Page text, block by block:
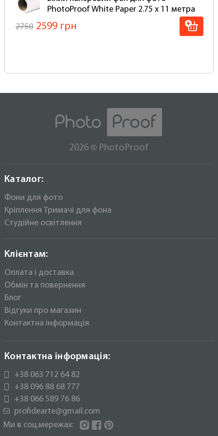
виберіть фон, який відповідає вашим потребам!
PhotoProof White Paper 2.75 x 11 метра
2750 2599 грн
2026© PhotoProof
Каталог:
Фони для фото
Кріплення Тримачі для фона
Студійне освітлення
Клієнтам:
Оплата і доставка
Обмін та повернення
Блог
Відгуки про магазин
Контактна інформація
Контактна інформація:
+38 063 712 64 82
+38 096 88 68 777
+38 066 589 76 86
profidearte@gmail.com
Ми в соц.мережах:
Instagram
Facebook